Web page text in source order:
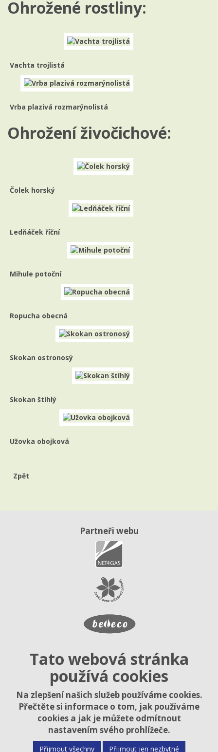
Ohrožené rostliny:
Vachta trojlistá
Vrba plazivá rozmarýnolistá
Ohrožení živočichové:
Čolek horský
Ledňáček říční
Mihule potoční
Ropucha obecná
Skokan ostronosý
Skokan štíhlý
Užovka obojková
Zpět
Partneři webu
Tato webová stránka
používá cookies
Na zlepšení našich služeb používáme cookies.
Přečtěte si informace o tom, jak používáme
cookies a jak je můžete odmítnout
nastavením svého prohlížeče.
Přijmout všechny Přijmout jen nezbytné